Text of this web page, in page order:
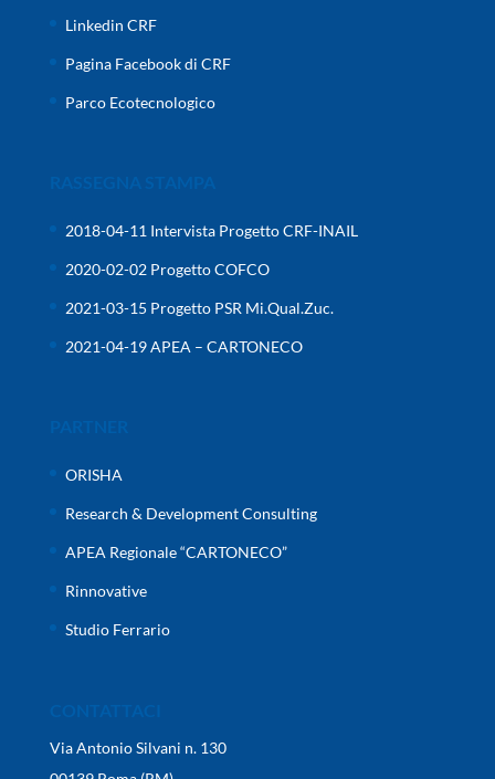
Linkedin CRF
Pagina Facebook di CRF
Parco Ecotecnologico
RASSEGNA STAMPA
2018-04-11 Intervista Progetto CRF-INAIL
2020-02-02 Progetto COFCO
2021-03-15 Progetto PSR Mi.Qual.Zuc.
2021-04-19 APEA – CARTONECO
ORISHA
Research & Development Consulting
APEA Regionale “CARTONECO”
Rinnovative
Studio Ferrario
Via Antonio Silvani n. 130